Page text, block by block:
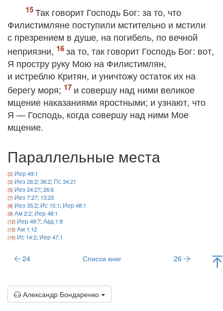
Так говорит Господь Бог: за то, что
Филистимляне поступили мстительно и мстили
с презрением в душе, на погибель, по вечной
неприязни,
за то, так говорит Господь Бог: вот,
Я простру руку Мою на Филистимлян,
и истреблю Критян, и уничтожу остаток их на
берегу моря;
и совершу над ними великое
мщение наказаниями яростными; и узнают, что
Я — Господь, когда совершу над ними Мое
мщение.
Параллельные места
Иер 49:1
Иез 26:2;36:2; Пс 34:21
Иез 24:27;26:6
Иез 7:27; 13:23
Иез 35:2; Ис 15:1; Иер 48:1
Ам 2:2; Иер 48:1
Иер 49:7;Авд 1:8
Ам 1:12
Ис 14:2; Иер 47:1
24 Список книг 26
Александр Бондаренко